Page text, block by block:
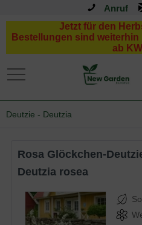
Anruf
Jetzt für den
Bestellungen sind
ab
Deutzie - Deutzia
Rosa Glöckchen-
Deutzia rosea